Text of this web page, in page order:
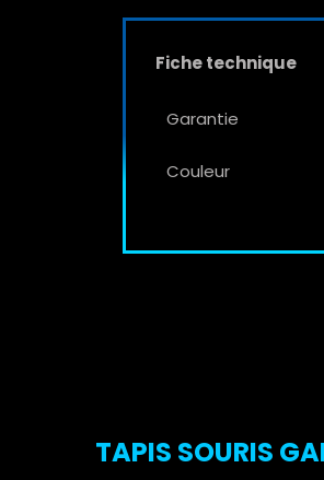
Fiche technique
Garantie
Couleur
TAPIS SOURIS